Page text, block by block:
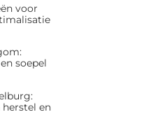
voor
soepel
en